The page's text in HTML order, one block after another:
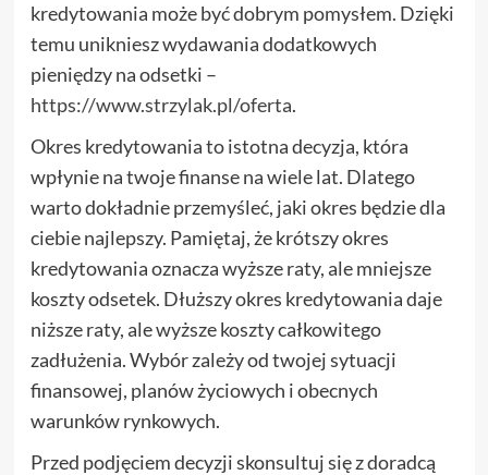
kredytowania może być dobrym pomysłem. Dzięki
temu unikniesz wydawania dodatkowych
pieniędzy na odsetki –
https://www.strzylak.pl/oferta.
Okres kredytowania to istotna decyzja, która
wpłynie na twoje finanse na wiele lat. Dlatego
warto dokładnie przemyśleć, jaki okres będzie dla
ciebie najlepszy. Pamiętaj, że krótszy okres
kredytowania oznacza wyższe raty, ale mniejsze
koszty odsetek. Dłuższy okres kredytowania daje
niższe raty, ale wyższe koszty całkowitego
zadłużenia. Wybór zależy od twojej sytuacji
finansowej, planów życiowych i obecnych
warunków rynkowych.
Przed podjęciem decyzji skonsultuj się z doradcą